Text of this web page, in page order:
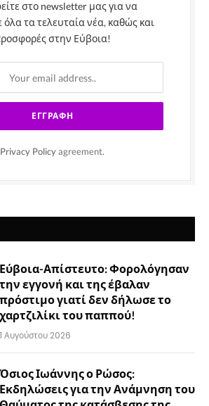
στο newsletter μας για να
τα τελευταία νέα, καθώς και
στην Εύβοια!
Privacy Policy agreement.
Εύβοια-Απίστευτο: Φορολόγησαν
την εγγονή και της έβαλαν
πρόστιμο γιατί δεν δήλωσε το
χαρτζιλίκι του παππού!
1 Αυγούστου 2026
Όσιος Ιωάννης ο Ρώσος:
Εκδηλώσεις για την Ανάμνηση του